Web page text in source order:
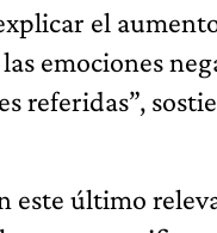
el
emociones
referidas”,
este último